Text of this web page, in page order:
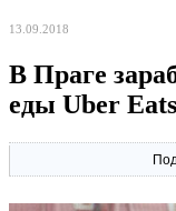
13.09.2018
В Праге
еды Uber Eats